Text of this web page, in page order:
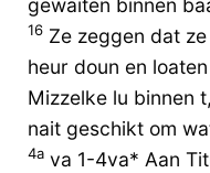
16 Ze zeggen dat
heur doun en
Mizzelke lu binnen
nait geschikt om
4a va 1-4va* Aan